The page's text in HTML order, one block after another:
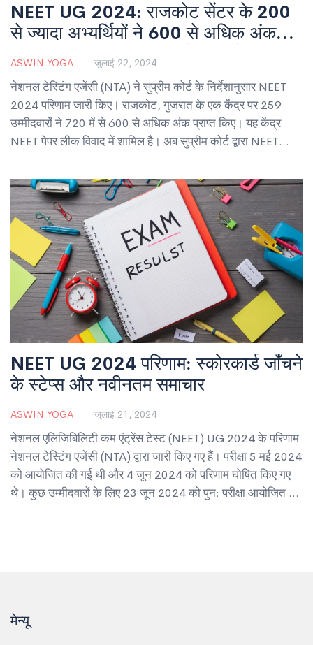
NEET UG 2024: राजकोट सेंटर के 200
से ज्यादा अभ्यर्थियों ने 600 से अधिक अंक
प्राप्त किए, जानें परीक्षाफल के आंकड़े
ASWIN YOGA जुलाई 22, 2024
नेशनल टेस्टिंग एजेंसी (NTA) ने सुप्रीम कोर्ट के निर्देशानुसार NEET
2024 परिणाम जारी किए। राजकोट, गुजरात के एक केंद्र पर 259
उम्मीदवारों ने 720 में से 600 से अधिक अंक प्राप्त किए। यह केंद्र
NEET पेपर लीक विवाद में शामिल है। अब सुप्रीम कोर्ट द्वारा NEET
जाएगा।
NEET UG 2024 परिणाम: स्कोरकार्ड जाँचने
के स्टेप्स और नवीनतम समाचार
ASWIN YOGA जुलाई 21, 2024
नेशनल एलिजिबिलिटी कम एंट्रेंस टेस्ट (NEET) UG 2024 के परिणाम
नेशनल टेस्टिंग एजेंसी (NTA) द्वारा जारी किए गए हैं। परीक्षा 5 मई 2024
को आयोजित की गई थी और 4 जून 2024 को परिणाम घोषित किए गए
थे। कुछ उम्मीदवारों के लिए 23 जून 2024 को पुन: परीक्षा आयोजित की
मेन्यू